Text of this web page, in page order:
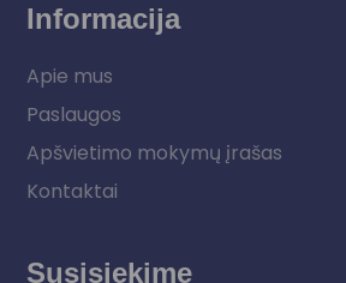
Informacija
Apie mus
Paslaugos
Apšvietimo mokymų įrašas
Kontaktai
Susisiekime